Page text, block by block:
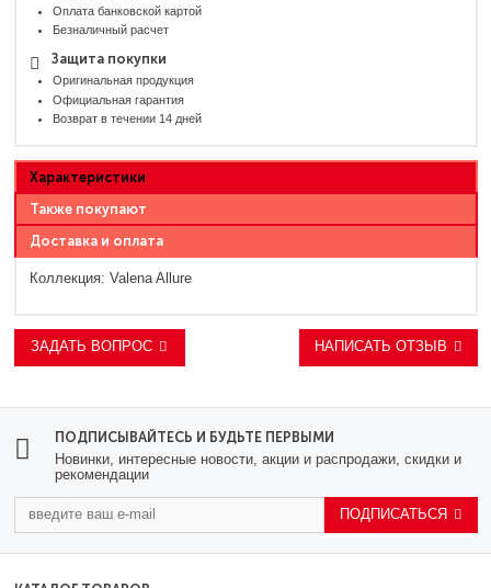
Оплата банковской картой
Безналичный расчет
Защита покупки
Оригинальная продукция
Официальная гарантия
Возврат в течении 14 дней
Характеристики
Также покупают
Доставка и оплата
Коллекция: Valena Allure
ЗАДАТЬ ВОПРОС НАПИСАТЬ ОТЗЫВ
ПОДПИСЫВАЙТЕСЬ И БУДЬТЕ ПЕРВЫМИ
Новинки, интересные новости, акции и распродажи, скидки и
рекомендации
ПОДПИСАТЬСЯ